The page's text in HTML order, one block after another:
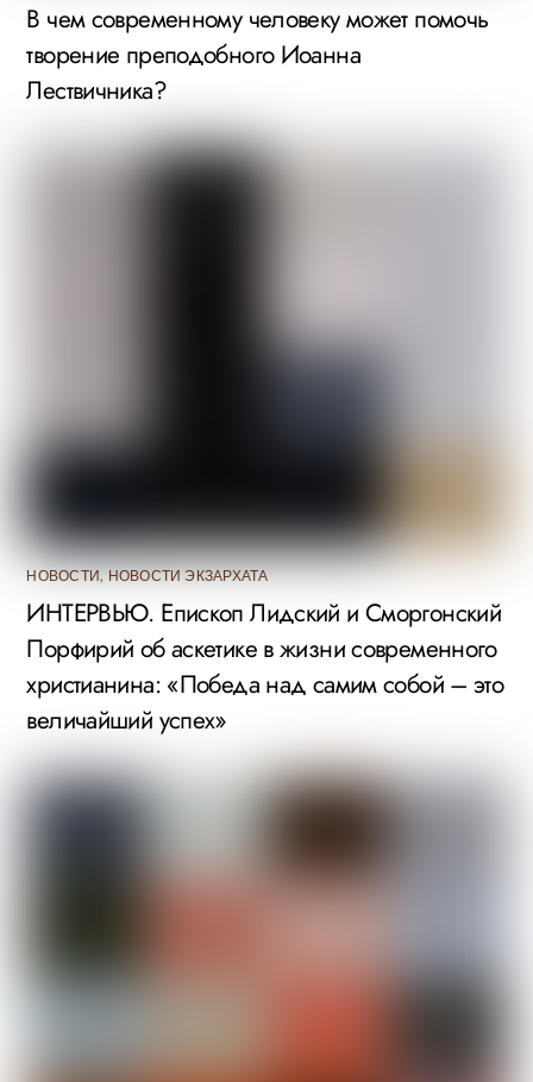
В чем современному человеку может помочь
творение преподобного Иоанна
Лествичника?
НОВОСТИ, НОВОСТИ ЭКЗАРХАТА
ИНТЕРВЬЮ. Епископ Лидский и Сморгонский
Порфирий об аскетике в жизни современного
христианина: «Победа над самим собой – это
величайший успех»